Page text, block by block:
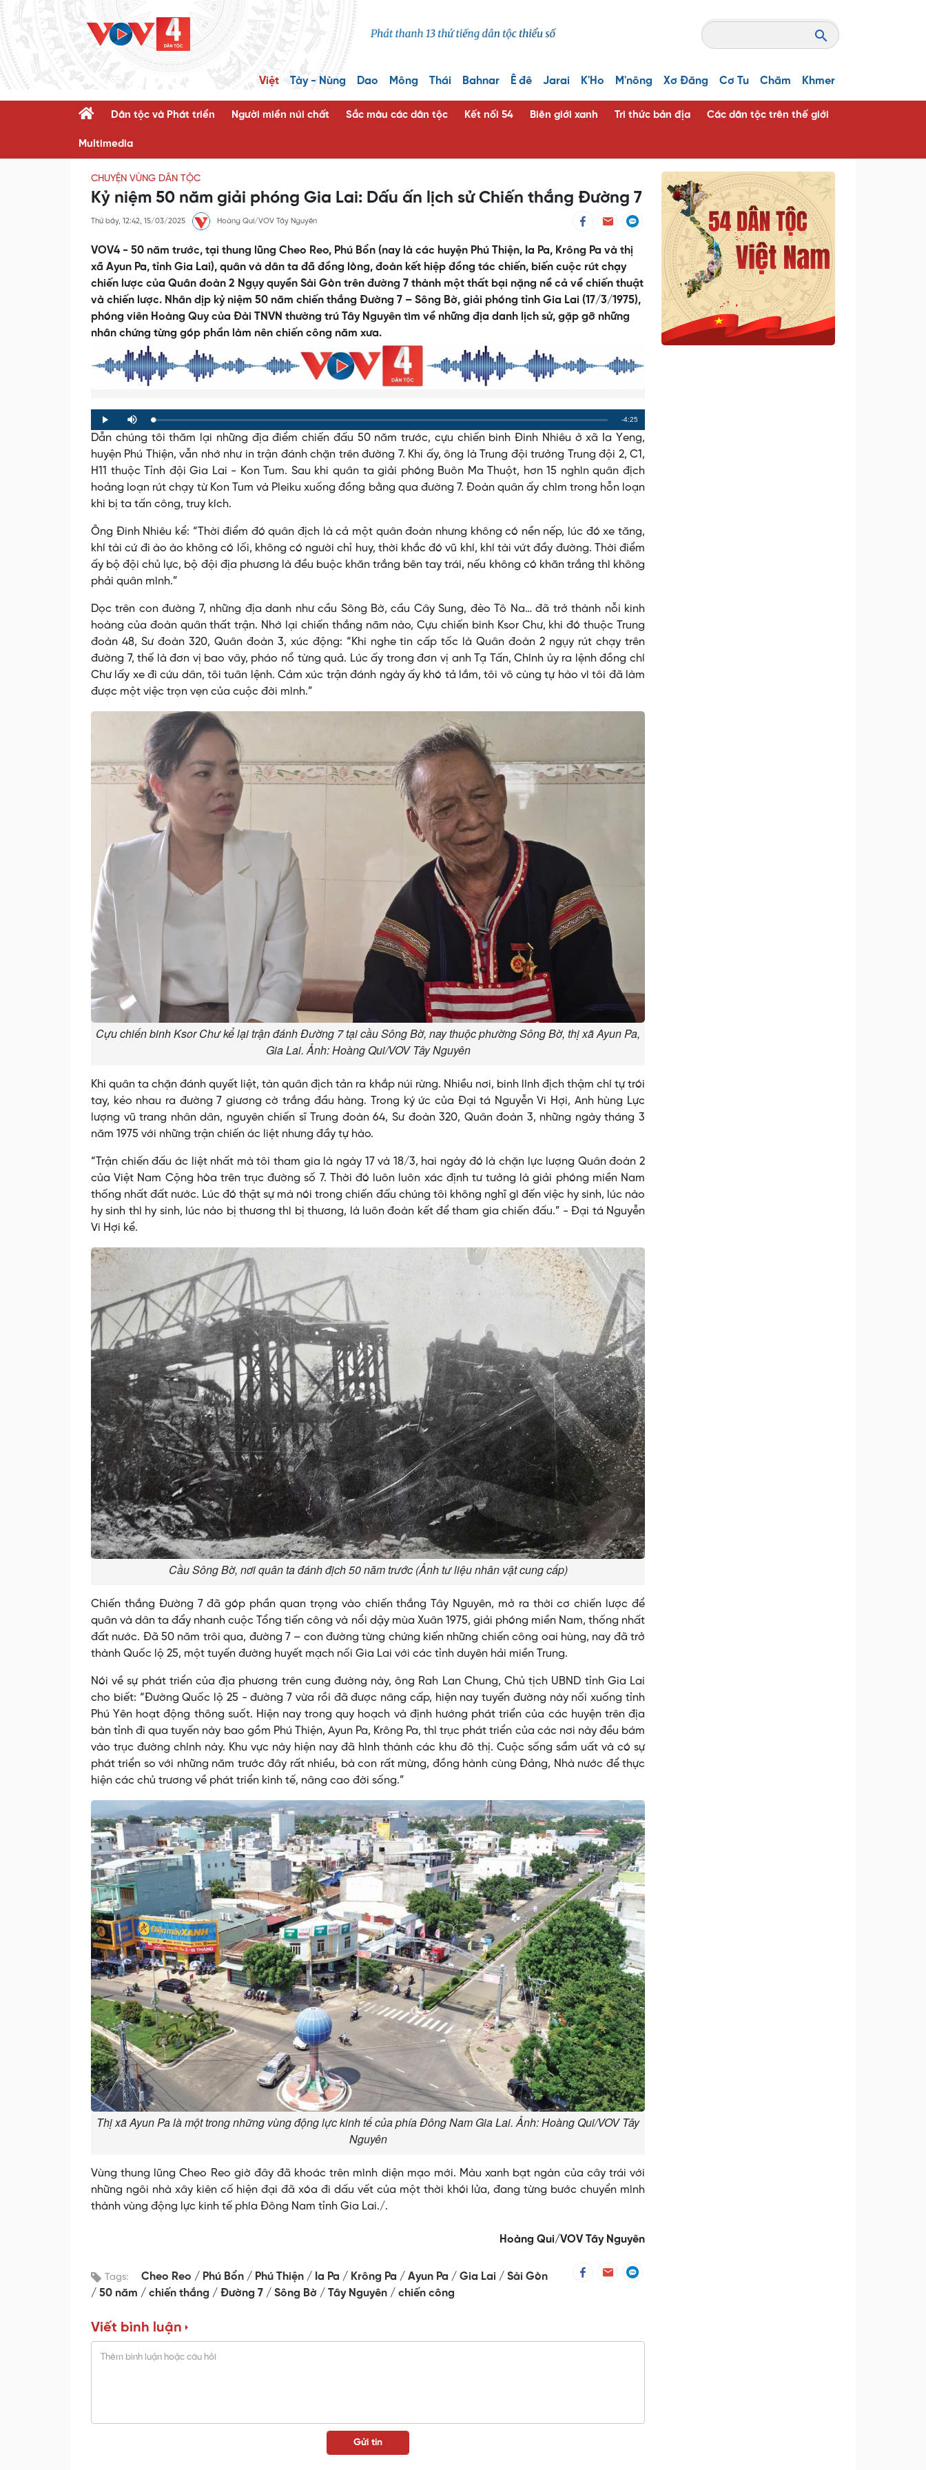
Việt Tày - Nùng Dao Mông Thái Bahnar Ê đê Jarai K'Ho M'nông Xơ Đăng Cơ Tu Chăm Khmer
Dân tộc và Phát triển Người miền núi chất Sắc màu các dân tộc Kết nối 54 Biên giới xanh Tri thức bản địa Các dân tộc trên thế giới
Multimedia
CHUYỆN VÙNG DÂN TỘC
Kỷ niệm 50 năm giải phóng Gia Lai: Dấu ấn lịch sử Chiến thắng Đường 7
Thứ bảy, 12:42, 15/03/2025 Hoàng Qui/VOV Tây Nguyên
VOV4 - 50 năm trước, tại thung lũng Cheo Reo, Phú Bổn (nay là các huyện Phú Thiện, Ia Pa, Krông Pa và thị
xã Ayun Pa, tỉnh Gia Lai), quân và dân ta đã đồng lòng, đoàn kết hiệp đồng tác chiến, biến cuộc rút chạy
chiến lược của Quân đoàn 2 Ngụy quyền Sài Gòn trên đường 7 thành một thất bại nặng nề cả về chiến thuật
và chiến lược. Nhân dịp kỷ niệm 50 năm chiến thắng Đường 7 – Sông Bờ, giải phóng tỉnh Gia Lai (17/3/1975),
phóng viên Hoàng Quy của Đài TNVN thường trú Tây Nguyên tìm về những địa danh lịch sử, gặp gỡ những
nhân chứng từng góp phần làm nên chiến công năm xưa.
Play Mute Loaded:
0%
Progress:
0%
Remaining
Time
-4:25
Dẫn chúng tôi thăm lại những địa điểm chiến đấu 50 năm trước, cựu chiến binh Đinh Nhiêu ở xã Ia Yeng,
huyện Phú Thiện, vẫn nhớ như in trận đánh chặn trên đường 7. Khi ấy, ông là Trung đội trưởng Trung đội 2, C1,
H11 thuộc Tỉnh đội Gia Lai - Kon Tum. Sau khi quân ta giải phóng Buôn Ma Thuột, hơn 15 nghìn quân địch
hoảng loạn rút chạy từ Kon Tum và Pleiku xuống đồng bằng qua đường 7. Đoàn quân ấy chìm trong hỗn loạn
khi bị ta tấn công, truy kích.
Ông Đinh Nhiêu kể: “Thời điểm đó quân địch là cả một quân đoàn nhưng không có nền nếp, lúc đó xe tăng,
khí tài cứ đi ào ào không có lối, không có người chỉ huy, thời khắc đó vũ khí, khí tài vứt đầy đường. Thời điểm
ấy bộ đội chủ lực, bộ đội địa phương là đều buộc khăn trắng bên tay trái, nếu không có khăn trắng thì không
phải quân mình.”
Dọc trên con đường 7, những địa danh như cầu Sông Bờ, cầu Cây Sung, đèo Tô Na… đã trở thành nỗi kinh
hoàng của đoàn quân thất trận. Nhớ lại chiến thắng năm nào, Cựu chiến binh Ksor Chư, khi đó thuộc Trung
đoàn 48, Sư đoàn 320, Quân đoàn 3, xúc động: “Khi nghe tin cấp tốc là Quân đoàn 2 ngụy rút chạy trên
đường 7, thế là đơn vị bao vây, pháo nổ từng quả. Lúc ấy trong đơn vị anh Tạ Tấn, Chính ủy ra lệnh đồng chí
Chư lấy xe đi cứu dân, tôi tuân lệnh. Cảm xúc trận đánh ngày ấy khó tả lắm, tôi vô cùng tự hào vì tôi đã làm
được một việc trọn vẹn của cuộc đời mình.”
Cựu chiến binh Ksor Chư kể lại trận đánh Đường 7 tại cầu Sông Bờ, nay thuộc phường Sông Bờ, thị xã Ayun Pa,
Gia Lai. Ảnh: Hoàng Qui/VOV Tây Nguyên
Khi quân ta chặn đánh quyết liệt, tàn quân địch tản ra khắp núi rừng. Nhiều nơi, binh lính địch thậm chí tự trói
tay, kéo nhau ra đường 7 giương cờ trắng đầu hàng. Trong ký ức của Đại tá Nguyễn Vi Hợi, Anh hùng Lực
lượng vũ trang nhân dân, nguyên chiến sĩ Trung đoàn 64, Sư đoàn 320, Quân đoàn 3, những ngày tháng 3
năm 1975 với những trận chiến ác liệt nhưng đầy tự hào.
“Trận chiến đấu ác liệt nhất mà tôi tham gia là ngày 17 và 18/3, hai ngày đó là chặn lực lượng Quân đoàn 2
của Việt Nam Cộng hòa trên trục đường số 7. Thời đó luôn luôn xác định tư tưởng là giải phóng miền Nam
thống nhất đất nước. Lúc đó thật sự mà nói trong chiến đấu chúng tôi không nghĩ gì đến việc hy sinh, lúc nào
hy sinh thì hy sinh, lúc nào bị thương thì bị thương, là luôn đoàn kết để tham gia chiến đấu.” - Đại tá Nguyễn
Vi Hợi kể.
Cầu Sông Bờ, nơi quân ta đánh địch 50 năm trước (Ảnh tư liệu nhân vật cung cấp)
Chiến thắng Đường 7 đã góp phần quan trọng vào chiến thắng Tây Nguyên, mở ra thời cơ chiến lược để
quân và dân ta đẩy nhanh cuộc Tổng tiến công và nổi dậy mùa Xuân 1975, giải phóng miền Nam, thống nhất
đất nước. Đã 50 năm trôi qua, đường 7 – con đường từng chứng kiến những chiến công oai hùng, nay đã trở
thành Quốc lộ 25, một tuyến đường huyết mạch nối Gia Lai với các tỉnh duyên hải miền Trung.
Nói về sự phát triển của địa phương trên cung đường này, ông Rah Lan Chung, Chủ tịch UBND tỉnh Gia Lai
cho biết: “Đường Quốc lộ 25 - đường 7 vừa rồi đã được nâng cấp, hiện nay tuyến đường này nối xuống tỉnh
Phú Yên hoạt động thông suốt. Hiện nay trong quy hoạch và định hướng phát triển của các huyện trên địa
bàn tỉnh đi qua tuyến này bao gồm Phú Thiện, Ayun Pa, Krông Pa, thì trục phát triển của các nơi này đều bám
vào trục đường chính này. Khu vực này hiện nay đã hình thành các khu đô thị. Cuộc sống sầm uất và có sự
phát triển so với những năm trước đây rất nhiều, bà con rất mừng, đồng hành cùng Đảng, Nhà nước để thực
hiện các chủ trương về phát triển kinh tế, nâng cao đời sống.”
Thị xã Ayun Pa là một trong những vùng động lực kinh tế của phía Đông Nam Gia Lai. Ảnh: Hoàng Qui/VOV Tây
Nguyên
Vùng thung lũng Cheo Reo giờ đây đã khoác trên mình diện mạo mới. Màu xanh bạt ngàn của cây trái với
những ngôi nhà xây kiên cố hiện đại đã xóa đi dấu vết của một thời khói lửa, đang từng bước chuyển mình
thành vùng động lực kinh tế phía Đông Nam tỉnh Gia Lai./.
Hoàng Qui/VOV Tây Nguyên
Tags: Cheo Reo Phú Bổn Phú Thiện Ia Pa Krông Pa Ayun Pa Gia Lai
Sài Gòn
50 năm
chiến thắng Đường 7 Sông Bờ Tây Nguyên chiến công
Viết bình luận